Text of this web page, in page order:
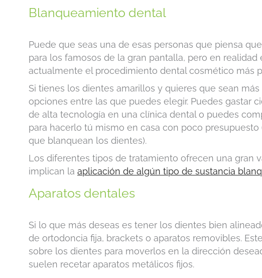
Blanqueamiento dental
Puede que seas una de esas personas que piensa
para los famosos de la gran pantalla, pero en
actualmente el procedimiento dental cosmético más
Si tienes los dientes amarillos y quieres que sean
opciones entre las que puedes elegir. Puedes gastar
de alta tecnología en una clínica dental o puedes
para hacerlo tú mismo en casa con poco
que blanquean los dientes).
Los diferentes tipos de tratamiento ofrecen una gran
implican la aplicación de algún tipo de sustancia
Aparatos dentales
Si lo que más deseas es tener los dientes bien
de ortodoncia fija, brackets o aparatos removibles.
sobre los dientes para moverlos en la dirección
suelen recetar aparatos metálicos fijos.